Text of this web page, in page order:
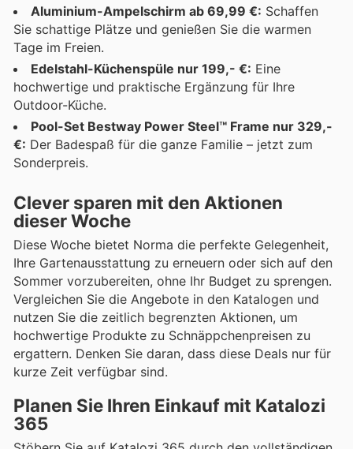
Aluminium-Ampelschirm ab 69,99 €: Schaffen
Sie schattige Plätze und genießen Sie die warmen
Tage im Freien.
Edelstahl-Küchenspüle nur 199,- €: Eine
hochwertige und praktische Ergänzung für Ihre
Outdoor-Küche.
Pool-Set Bestway Power Steel™ Frame nur 329,-
€: Der Badespaß für die ganze Familie – jetzt zum
Sonderpreis.
Clever sparen mit den Aktionen
dieser Woche
Diese Woche bietet Norma die perfekte Gelegenheit,
Ihre Gartenausstattung zu erneuern oder sich auf den
Sommer vorzubereiten, ohne Ihr Budget zu sprengen.
Vergleichen Sie die Angebote in den Katalogen und
nutzen Sie die zeitlich begrenzten Aktionen, um
hochwertige Produkte zu Schnäppchenpreisen zu
ergattern. Denken Sie daran, dass diese Deals nur für
kurze Zeit verfügbar sind.
Planen Sie Ihren Einkauf mit Katalozi
365